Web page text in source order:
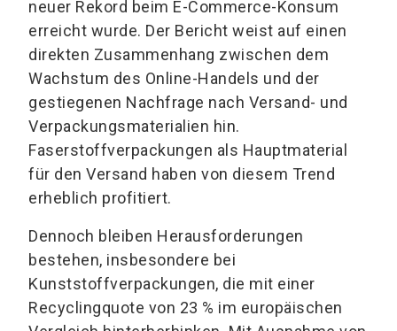
neuer Rekord beim E-Commerce-Konsum
erreicht wurde. Der Bericht weist auf einen
direkten Zusammenhang zwischen dem
Wachstum des Online-Handels und der
gestiegenen Nachfrage nach Versand- und
Verpackungsmaterialien hin.
Faserstoffverpackungen als Hauptmaterial
für den Versand haben von diesem Trend
erheblich profitiert.
Dennoch bleiben Herausforderungen
bestehen, insbesondere bei
Kunststoffverpackungen, die mit einer
Recyclingquote von 23 % im europäischen